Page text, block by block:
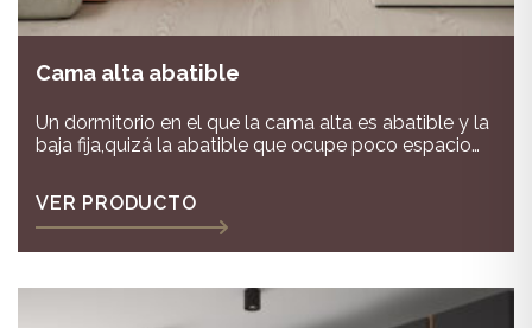
Cama alta abatible
Un dormitorio en el que la cama alta es abatible y la
baja fija,quizá la abatible que ocupe poco espacio
VER PRODUCTO